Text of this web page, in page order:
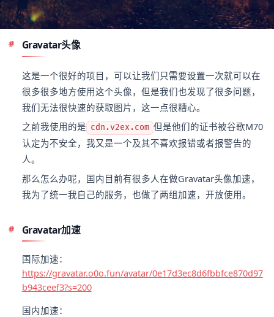
Gravatar头像
这是一个很好的项目，可以让我们只需要设置一次就可以在
很多很多地方使用这个头像，但是我们也发现了很多问题，
我们无法很快速的获取图片，这一点很糟心。
之前我使用的是 cdn.v2ex.com 但是他们的证书被谷歌M70
认定为不安全，我又是一个及其不喜欢报错或者报警告的
人。
那么怎么办呢，国内目前有很多人在做Gravatar头像加速，
我为了统一我自己的服务，也做了两组加速，开放使用。
Gravatar加速
国际加速：
https://gravatar.o0o.fun/avatar/0e17d3ec8d6fbbfce870d97
b943ceef3?s=200
国内加速：